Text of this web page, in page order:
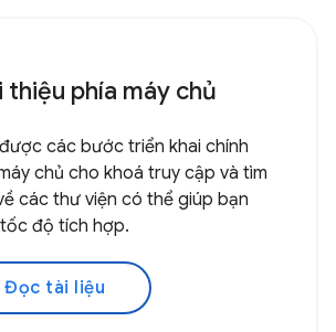
thiệu phía máy chủ
các bước triển khai chính
chủ cho khoá truy cập và tìm
các thư viện có thể giúp bạn
độ tích hợp.
Đọc tài liệu